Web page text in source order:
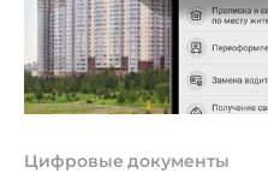
Цифровые документы